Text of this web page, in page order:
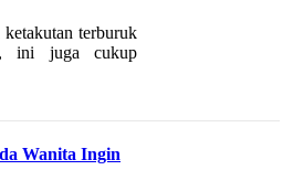
terburuk
ini juga cukup
Wanita Ingin